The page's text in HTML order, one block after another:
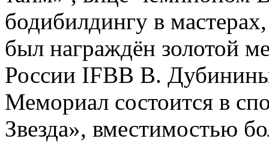
бодибилдингу в
был награждён золотой
России IFBB В.
Мемориал состоится в
Звезда», вместимостью